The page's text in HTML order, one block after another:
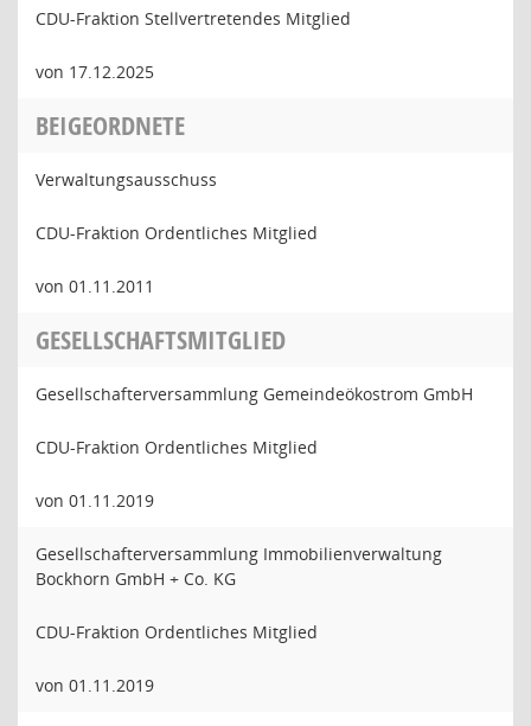
CDU-Fraktion Stellvertretendes Mitglied
von 17.12.2025
BEIGEORDNETE
Verwaltungsausschuss
CDU-Fraktion Ordentliches Mitglied
von 01.11.2011
GESELLSCHAFTSMITGLIED
Gesellschafterversammlung Gemeindeökostrom GmbH
CDU-Fraktion Ordentliches Mitglied
von 01.11.2019
Gesellschafterversammlung Immobilienverwaltung
Bockhorn GmbH + Co. KG
CDU-Fraktion Ordentliches Mitglied
von 01.11.2019